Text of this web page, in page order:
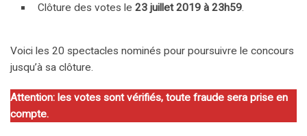
Clôture des votes le 23 juillet 2019 à 23h59.
Voici les 20 spectacles nominés pour poursuivre le concours
jusqu’à sa clôture.
Attention: les votes sont vérifiés, toute fraude sera prise en
compte.